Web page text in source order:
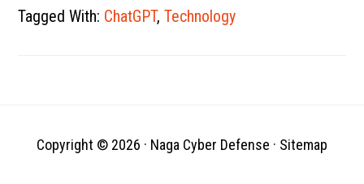
sangat serius bagi infosec
karena infeksi ransomware
Tagged With: ChatGPT,Technology
Copyright © 2026 · Naga Cyber Defense · Sitemap